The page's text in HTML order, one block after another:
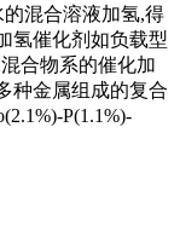
混合溶液加氢,得
氢催化剂如负载型
合物系的催化加
种金属组成的复合
P(1.1%)-